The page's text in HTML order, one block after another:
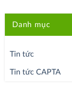
Danh mục
Tin tức
Tin tức CAPTA